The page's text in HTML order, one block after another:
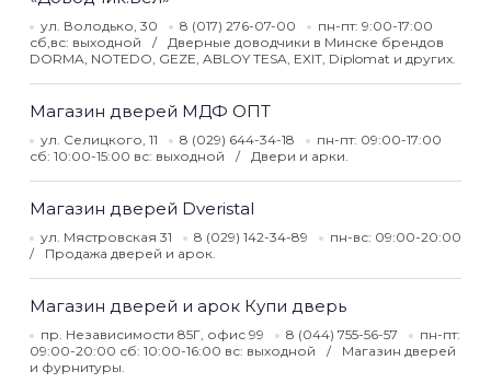
ул. Володько, 30 8 (017) 276-07-00
пн-пт: 9:00-17:00
сб,вс: выходной
Дверные доводчики в Минске брендов
DORMA, NOTEDO, GEZE, ABLOY TESA, EXIT, Diplomat и других.
Магазин дверей МДФ ОПТ
ул. Селицкого, 11 8 (029) 644-34-18
пн-пт: 09:00-17:00
сб: 10:00-15:00 вс: выходной
Двери и арки.
Магазин дверей Dveristal
ул. Мястровская 31 8 (029) 142-34-89
пн-вс: 09:00-20:00
Продажа дверей и арок.
Магазин дверей и арок Купи дверь
пр. Независимости 85Г, офис 99 8 (044) 755-56-57
пн-пт:
09:00-20:00 сб: 10:00-16:00 вс: выходной
Магазин дверей
и фурнитуры.